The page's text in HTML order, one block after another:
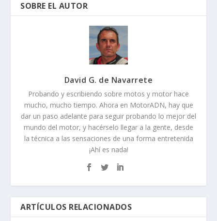
SOBRE EL AUTOR
David G. de Navarrete
Probando y escribiendo sobre motos y motor hace
mucho, mucho tiempo. Ahora en MotorADN, hay que
dar un paso adelante para seguir probando lo mejor del
mundo del motor, y hacérselo llegar a la gente, desde
la técnica a las sensaciones de una forma entretenida
¡Ahí es nada!
ARTÍCULOS RELACIONADOS